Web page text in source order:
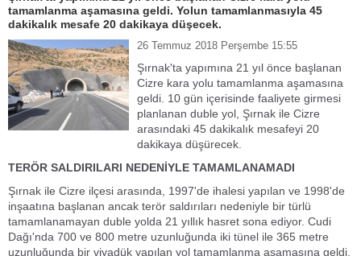
tamamlanma aşamasına geldi. Yolun tamamlanmasıyla 45
dakikalık mesafe 20 dakikaya düşecek.
26 Temmuz 2018 Perşembe 15:55
Şırnak'ta yapımına 21 yıl önce başlanan
Cizre kara yolu tamamlanma aşamasına
geldi. 10 gün içerisinde faaliyete girmesi
planlanan duble yol, Şırnak ile Cizre
arasındaki 45 dakikalık mesafeyi 20
dakikaya düşürecek.
TERÖR SALDIRILARI NEDENİYLE TAMAMLANAMADI
Şırnak ile Cizre ilçesi arasında, 1997'de ihalesi yapılan ve 1998'de
inşaatına başlanan ancak terör saldırıları nedeniyle bir türlü
tamamlanamayan duble yolda 21 yıllık hasret sona ediyor. Cudi
Dağı'nda 700 ve 800 metre uzunluğunda iki tünel ile 365 metre
uzunluğunda bir viyadük yapılan yol tamamlanma aşamasına geldi.